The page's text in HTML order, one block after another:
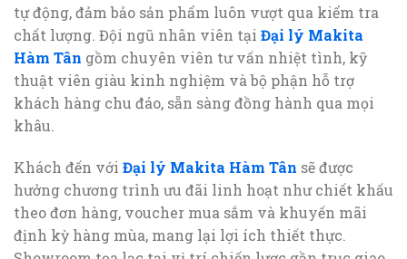
tự động, đảm bảo sản phẩm luôn vượt qua kiểm tra
chất lượng. Đội ngũ nhân viên tại Đại lý Makita
Hàm Tân gồm chuyên viên tư vấn nhiệt tình, kỹ
thuật viên giàu kinh nghiệm và bộ phận hỗ trợ
khách hàng chu đáo, sẵn sàng đồng hành qua mọi
khâu.
Khách đến với Đại lý Makita Hàm Tân sẽ được
hưởng chương trình ưu đãi linh hoạt như chiết khấu
theo đơn hàng, voucher mua sắm và khuyến mãi
định kỳ hàng mùa, mang lại lợi ích thiết thực.